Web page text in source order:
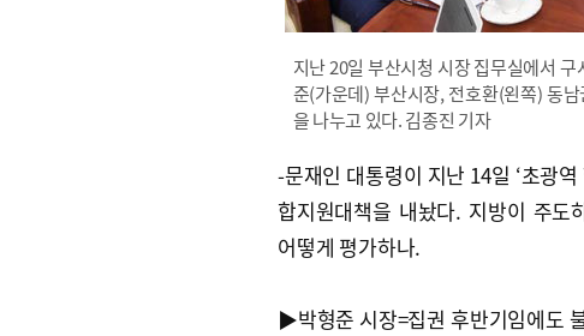
지난 20일 부산시청 시장 집무실에서
준(가운데) 부산시장, 전호환(왼쪽) 동
을 나누고 있다. 김종진 기자
-문재인 대통령이 지난 14일 ‘초광
합지원대책을 내놨다. 지방이 주도
어떻게 평가하나.
▶박형준 시장=집권 후반기임에도